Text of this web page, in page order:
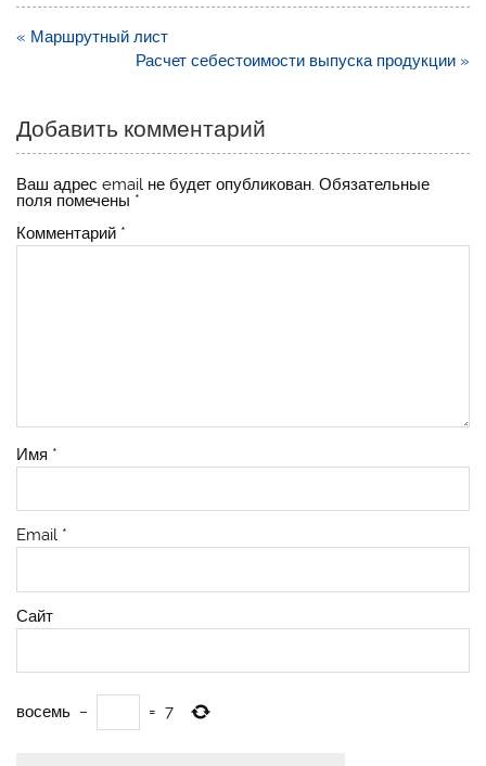
Навигация
« Маршрутный лист
Расчет себестоимости выпуска продукции »
Добавить комментарий
Ваш адрес email не будет опубликован. Обязательные
поля помечены *
Комментарий *
Имя *
Email *
Сайт
восемь − = 7